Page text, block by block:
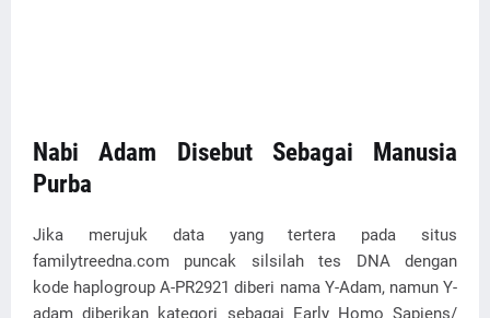
Nabi Adam Disebut Sebagai Manusia
Purba
Jika merujuk data yang tertera pada situs
familytreedna.com puncak silsilah tes DNA dengan
kode haplogroup A-PR2921 diberi nama Y-Adam, namun Y-
adam diberikan kategori sebagai Early Homo Sapiens/